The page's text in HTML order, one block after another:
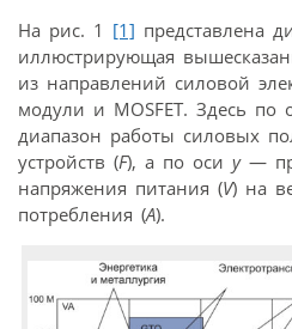
На рис. 1 [1] представлена
иллюстрирующая
из направлений силовой
модули и MOSFET. Здесь по
диапазон работы силовых
устройств (F), а по оси y—
напряжения питания (V) на
потребления (А).